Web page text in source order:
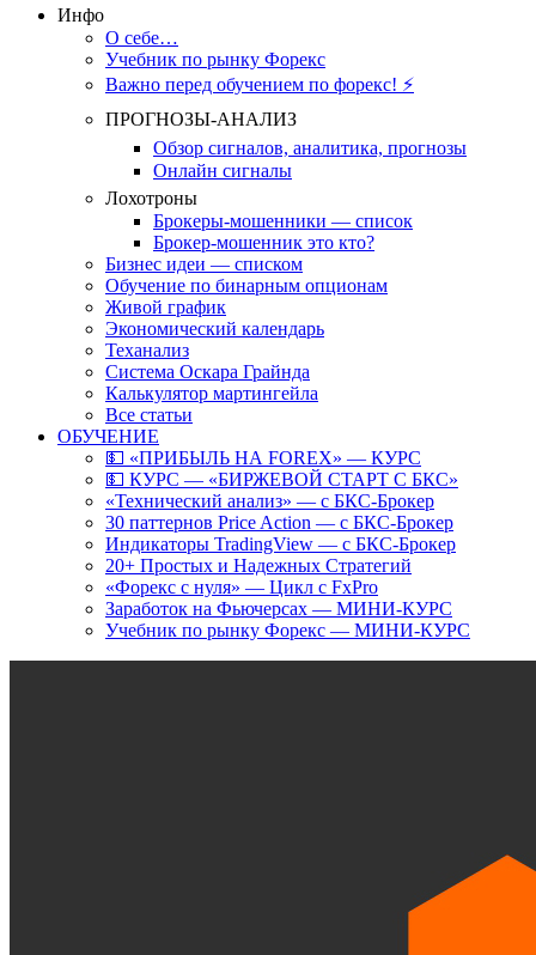
Инфо
О себе…
Учебник по рынку Форекс
Важно перед обучением по форекс! ⚡
ПРОГНОЗЫ-АНАЛИЗ
Обзор сигналов, аналитика, прогнозы
Онлайн сигналы
Лохотроны
Брокеры-мошенники — список
Брокер-мошенник это кто?
Бизнес идеи — списком
Обучение по бинарным опционам
Живой график
Экономический календарь
Теханализ
Система Оскара Грайнда
Калькулятор мартингейла
Все статьи
ОБУЧЕНИЕ
💵 «ПРИБЫЛЬ НА FOREX» — КУРС
💵 КУРС — «БИРЖЕВОЙ СТАРТ С БКС»
«Технический анализ» — с БКС-Брокер
30 паттернов Price Action — с БКС-Брокер
Индикаторы TradingView — с БКС-Брокер
20+ Простых и Надежных Стратегий
«Форекс с нуля» — Цикл с FxPro
Заработок на Фьючерсах — МИНИ-КУРС
Учебник по рынку Форекс — МИНИ-КУРС